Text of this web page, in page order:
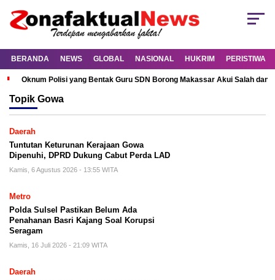
BERANDA NEWS GLOBAL NASIONAL HUKRIM PERISTIWA
Oknum Polisi yang Bentak Guru SDN Borong Makassar Akui Salah dan
Topik Gowa
Daerah
Tuntutan Keturunan Kerajaan Gowa
Dipenuhi, DPRD Dukung Cabut Perda LAD
Kamis, 6 Agustus 2026 - 13:55 WITA
Metro
Polda Sulsel Pastikan Belum Ada
Penahanan Basri Kajang Soal Korupsi
Seragam
Kamis, 16 Juli 2026 - 21:09 WITA
Daerah